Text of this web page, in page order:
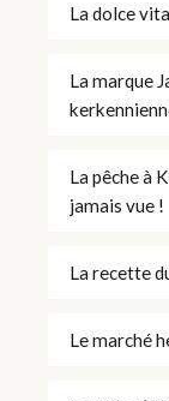
La dolce
La marque
La pêche à
jamais vue !
La recette
Le marché